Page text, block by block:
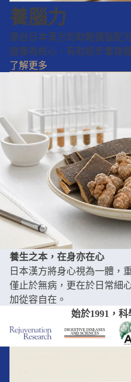
養腦力
源自日本漢方的助眠護腦配
健康為核心，有助逐步重建
了解更多
養生之本，在身亦在心
日本漢方將身心視為一體，
僅止於無病，更在於日常細
加從容自在。
始於1991，